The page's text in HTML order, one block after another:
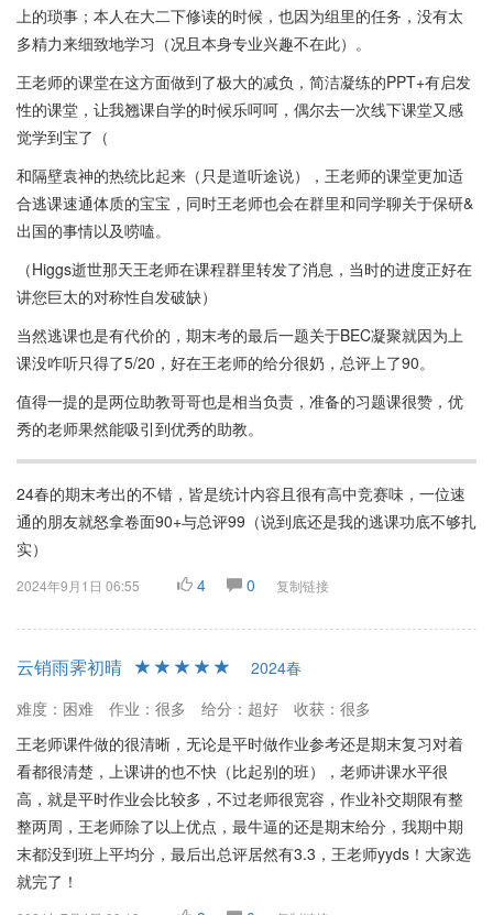
上的琐事；本人在大二下修读的时候，也因为组里的任务，没有太
多精力来细致地学习（况且本身专业兴趣不在此）。
王老师的课堂在这方面做到了极大的减负，简洁凝练的PPT+有启发
性的课堂，让我翘课自学的时候乐呵呵，偶尔去一次线下课堂又感
觉学到宝了（
和隔壁袁神的热统比起来（只是道听途说），王老师的课堂更加适
合逃课速通体质的宝宝，同时王老师也会在群里和同学聊关于保研&
出国的事情以及唠嗑。
（Higgs逝世那天王老师在课程群里转发了消息，当时的进度正好在
讲您巨太的对称性自发破缺）
当然逃课也是有代价的，期末考的最后一题关于BEC凝聚就因为上
课没咋听只得了5/20，好在王老师的给分很奶，总评上了90。
值得一提的是两位助教哥哥也是相当负责，准备的习题课很赞，优
秀的老师果然能吸引到优秀的助教。
24春的期末考出的不错，皆是统计内容且很有高中竞赛味，一位速
通的朋友就怒拿卷面90+与总评99（说到底还是我的逃课功底不够扎
实）
2024年9月1日 06:55 4 0 复制链接
云销雨霁初晴
2024春
难度：困难
作业：很多 给分：超好
收获：很多
王老师课件做的很清晰，无论是平时做作业参考还是期末复习对着
看都很清楚，上课讲的也不快（比起别的班），老师讲课水平很
高，就是平时作业会比较多，不过老师很宽容，作业补交期限有整
整两周，王老师除了以上优点，最牛逼的还是期末给分，我期中期
末都没到班上平均分，最后出总评居然有3.3，王老师yyds！大家选
就完了！